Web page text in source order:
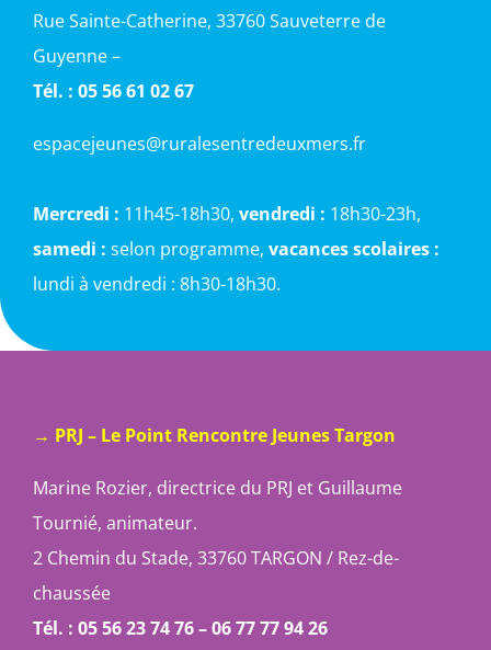
Rue Sainte-Catherine, 33760 Sauveterre de
Guyenne –
Tél. : 05 56 61 02 67
espacejeunes@ruralesentredeuxmers.fr
Mercredi : 11h45-18h30, vendredi : 18h30-23h,
samedi : selon programme, vacances scolaires :
lundi à vendredi : 8h30-18h30.
→ PRJ – Le Point Rencontre Jeunes Targon
Marine Rozier, directrice du PRJ et Guillaume
Tournié, animateur.
2 Chemin du Stade, 33760 TARGON / Rez-de-
chaussée
Tél. : 05 56 23 74 76 – 06 77 77 94 26